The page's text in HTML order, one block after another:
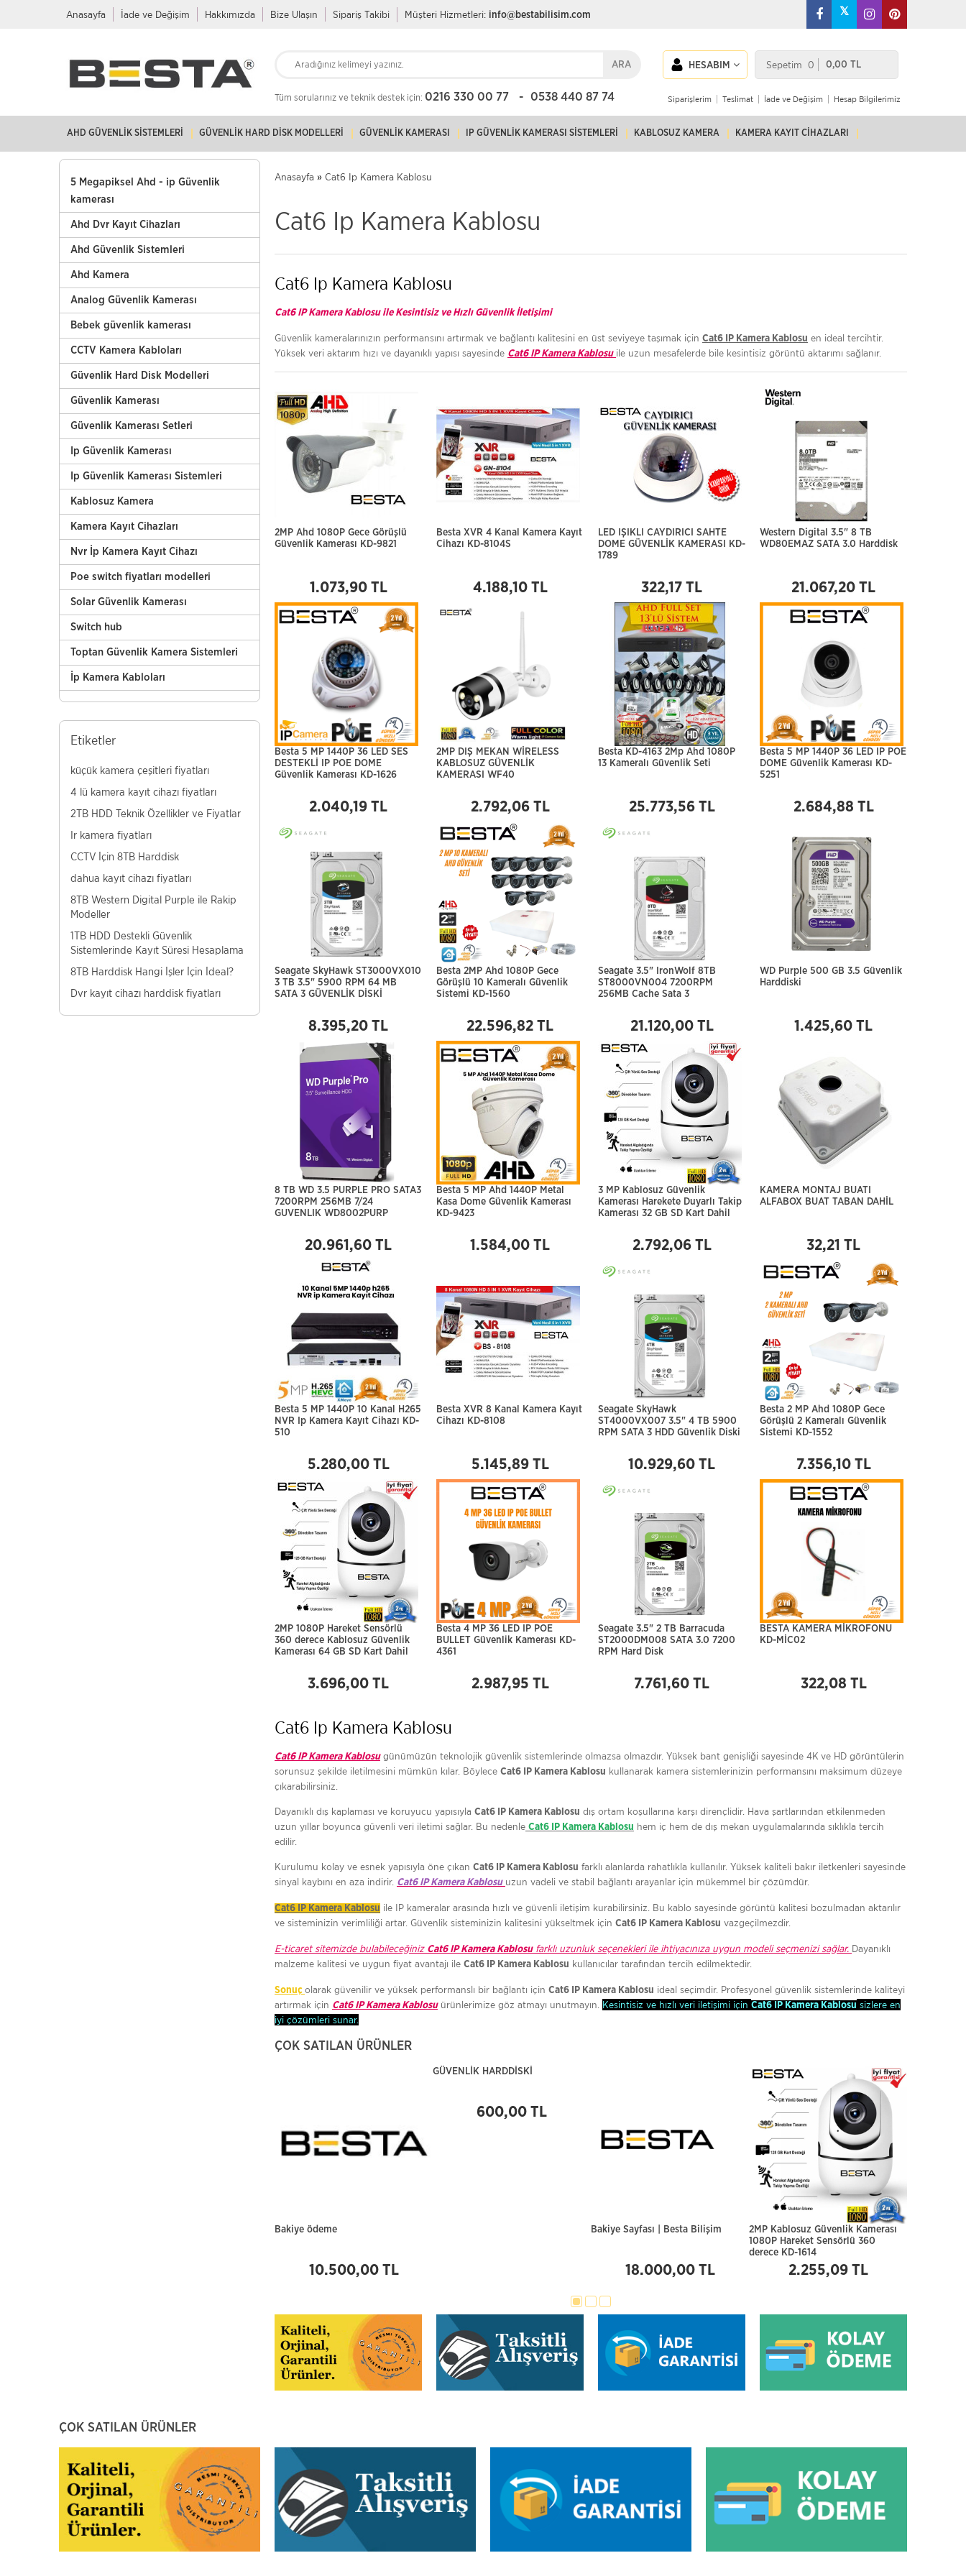
Anasayfa İade ve Değişim Hakkımızda Bize Ulaşın Sipariş Takibi Müşteri Hizmetleri: info@bestabilisim.com 𝕏
ARA
Tüm sorularınız ve teknik destek için: 0216 330 00 77 0538 440 87 74
HESABIM Sepetim 0 0,00 TL
Siparişlerim Teslimat İade ve Değişim Hesap Bilgilerimiz
AHD GÜVENLIK SISTEMLERI GÜVENLIK HARD DISK MODELLERI GÜVENLIK KAMERASI IP GÜVENLIK KAMERASI SISTEMLERI KABLOSUZ KAMERA KAMERA KAYIT CIHAZLARI
5 Megapiksel Ahd - ip Güvenlik
kamerası
Ahd Dvr Kayıt Cihazları
Ahd Güvenlik Sistemleri
Ahd Kamera
Analog Güvenlik Kamerası
Bebek güvenlik kamerası
CCTV Kamera Kabloları
Güvenlik Hard Disk Modelleri
Güvenlik Kamerası
Güvenlik Kamerası Setleri
Ip Güvenlik Kamerası
Ip Güvenlik Kamerası Sistemleri
Kablosuz Kamera
Kamera Kayıt Cihazları
Nvr İp Kamera Kayıt Cihazı
Poe switch fiyatları modelleri
Solar Güvenlik Kamerası
Switch hub
Toptan Güvenlik Kamera Sistemleri
İp Kamera Kabloları
Etiketler
küçük kamera çeşitleri fiyatları
4 lü kamera kayıt cihazı fiyatları
2TB HDD Teknik Özellikler ve Fiyatlar
Ir kamera fiyatları
CCTV İçin 8TB Harddisk
dahua kayıt cihazı fiyatları
8TB Western Digital Purple ile Rakip
Modeller
1TB HDD Destekli Güvenlik
Sistemlerinde Kayıt Süresi Hesaplama
8TB Harddisk Hangi İşler İçin İdeal?
Dvr kayıt cihazı harddisk fiyatları
Anasayfa » Cat6 Ip Kamera Kablosu
Cat6 Ip Kamera Kablosu
Cat6 Ip Kamera Kablosu
Cat6 IP Kamera Kablosu ile Kesintisiz ve Hızlı Güvenlik İletişimi
Güvenlik kameralarınızın performansını artırmak ve bağlantı kalitesini en üst seviyeye taşımak için Cat6 IP Kamera Kablosu en ideal tercihtir.
Yüksek veri aktarım hızı ve dayanıklı yapısı sayesinde Cat6 IP Kamera Kablosu ile uzun mesafelerde bile kesintisiz görüntü aktarımı sağlanır.
2MP Ahd 1080P Gece Görüşlü
Güvenlik Kamerası KD-9821
1.073,90 TL
Besta XVR 4 Kanal Kamera Kayıt
Cihazı KD-8104S
4.188,10 TL
LED IŞIKLI CAYDIRICI SAHTE
DOME GÜVENLİK KAMERASI KD-
1789
322,17 TL
Western Digital 3.5" 8 TB
WD80EMAZ SATA 3.0 Harddisk
21.067,20 TL
Besta 5 MP 1440P 36 LED SES
DESTEKLİ IP POE DOME
Güvenlik Kamerası KD-1626
2.040,19 TL
2MP DIŞ MEKAN WİRELESS
KABLOSUZ GÜVENLİK
KAMERASI WF40
2.792,06 TL
Besta KD-4163 2Mp Ahd 1080P
13 Kameralı Güvenlik Seti
25.773,56 TL
Besta 5 MP 1440P 36 LED IP POE
DOME Güvenlik Kamerası KD-
5251
2.684,88 TL
Seagate SkyHawk ST3000VX010
3 TB 3.5" 5900 RPM 64 MB
SATA 3 GÜVENLİK DİSKİ
8.395,20 TL
Besta 2MP Ahd 1080P Gece
Görüşlü 10 Kameralı Güvenlik
Sistemi KD-1560
22.596,82 TL
Seagate 3.5" IronWolf 8TB
ST8000VN004 7200RPM
256MB Cache Sata 3
21.120,00 TL
WD Purple 500 GB 3.5 Güvenlik
Harddiski
1.425,60 TL
8 TB WD 3.5 PURPLE PRO SATA3
7200RPM 256MB 7/24
GUVENLIK WD8002PURP
20.961,60 TL
Besta 5 MP Ahd 1440P Metal
Kasa Dome Güvenlik Kamerası
KD-9423
1.584,00 TL
3 MP Kablosuz Güvenlik
Kamerası Harekete Duyarlı Takip
Kamerası 32 GB SD Kart Dahil
2.792,06 TL
KAMERA MONTAJ BUATI
ALFABOX BUAT TABAN DAHİL
32,21 TL
Besta 5 MP 1440P 10 Kanal H265
NVR Ip Kamera Kayıt Cihazı KD-
510
5.280,00 TL
Besta XVR 8 Kanal Kamera Kayıt
Cihazı KD-8108
5.145,89 TL
Seagate SkyHawk
ST4000VX007 3.5" 4 TB 5900
RPM SATA 3 HDD Güvenlik Diski
10.929,60 TL
Besta 2 MP Ahd 1080P Gece
Görüşlü 2 Kameralı Güvenlik
Sistemi KD-1552
7.356,10 TL
2MP 1080P Hareket Sensörlü
360 derece Kablosuz Güvenlik
Kamerası 64 GB SD Kart Dahil
3.696,00 TL
Besta 4 MP 36 LED IP POE
BULLET Güvenlik Kamerası KD-
4361
2.987,95 TL
Seagate 3.5" 2 TB Barracuda
ST2000DM008 SATA 3.0 7200
RPM Hard Disk
7.761,60 TL
BESTA KAMERA MİKROFONU
KD-MİC02
322,08 TL
Cat6 Ip Kamera Kablosu
Cat6 IP Kamera Kablosugünümüzün teknolojik güvenlik sistemlerinde olmazsa olmazdır. Yüksek bant genişliği sayesinde 4K ve HD görüntülerin
sorunsuz şekilde iletilmesini mümkün kılar. Böylece Cat6 IP Kamera Kablosu kullanarak kamera sistemlerinizin performansını maksimum düzeye
çıkarabilirsiniz.
Dayanıklı dış kaplaması ve koruyucu yapısıyla Cat6 IP Kamera Kablosu dış ortam koşullarına karşı dirençlidir. Hava şartlarından etkilenmeden
uzun yıllar boyunca güvenli veri iletimi sağlar. Bu nedenle Cat6 IP Kamera Kablosu hem iç hem de dış mekan uygulamalarında sıklıkla tercih
edilir.
Kurulumu kolay ve esnek yapısıyla öne çıkan Cat6 IP Kamera Kablosu farklı alanlarda rahatlıkla kullanılır. Yüksek kaliteli bakır iletkenleri sayesinde
sinyal kaybını en aza indirir. Cat6 IP Kamera Kablosu uzun vadeli ve stabil bağlantı arayanlar için mükemmel bir çözümdür.
Cat6 IP Kamera Kablosu ile IP kameralar arasında hızlı ve güvenli iletişim kurabilirsiniz. Bu kablo sayesinde görüntü kalitesi bozulmadan aktarılır
ve sisteminizin verimliliği artar. Güvenlik sisteminizin kalitesini yükseltmek için Cat6 IP Kamera Kablosu vazgeçilmezdir.
E-ticaret sitemizde bulabileceğiniz Cat6 IP Kamera Kablosufarklı uzunluk seçenekleri ile ihtiyacınıza uygun modeli seçmenizi sağlar. Dayanıklı
malzeme kalitesi ve uygun fiyat avantajı ile Cat6 IP Kamera Kablosu kullanıcılar tarafından tercih edilmektedir.
Sonuç olarak güvenilir ve yüksek performanslı bir bağlantı için Cat6 IP Kamera Kablosu ideal seçimdir. Profesyonel güvenlik sistemlerinde kaliteyi
artırmak için Cat6 IP Kamera Kablosuürünlerimize göz atmayı unutmayın. Kesintisiz ve hızlı veri iletişimi için Cat6 IP Kamera Kablosu sizlere en
iyi çözümleri sunar.
ÇOK SATILAN ÜRÜNLER
Bakiye ödeme
10.500,00 TL
GÜVENLİK HARDDİSKİ
600,00 TL
Bakiye Sayfası | Besta Bilişim
18.000,00 TL
2MP Kablosuz Güvenlik Kamerası
1080P Hareket Sensörlü 360
derece KD-1614
2.255,09 TL
ÇOK SATILAN ÜRÜNLER